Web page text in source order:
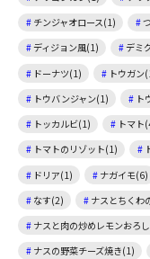
チンジャオロース(1)
ディジョン風(1)
デミ
ドーナツ(1)
トウガン
トウバンジャン(1)
ト
トッカルビ(1)
トマト
トマトのリゾット(1)
ドリア(1)
ナガイモ(6)
なす(2)
ナスとちくわ
ナスと肉の炒めレモンおろ
ナスの野菜チーズ焼き(1)